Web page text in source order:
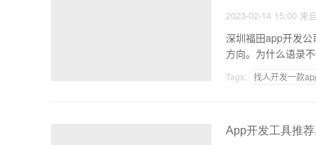
2023-02-14 15:00 来
深圳福田app开发
方向。为什么语录
Tags: 找人开发一款
App开发工具推